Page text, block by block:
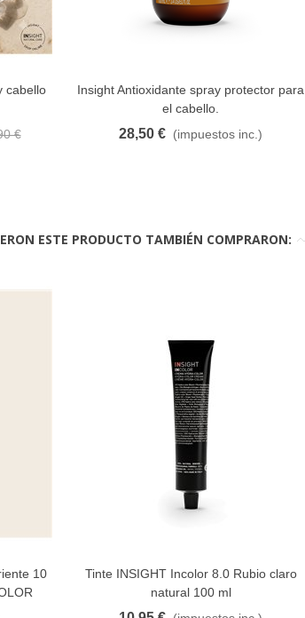
cabello
€
FAVORITO
Insight Antioxidante spray protector para
el cabello.
28,50 € (impuestos inc.)
ESTE PRODUCTO TAMBIÉN COMPRARON:
10
FAVORITO
Tinte INSIGHT Incolor 8.0 Rubio claro
natural 100 ml